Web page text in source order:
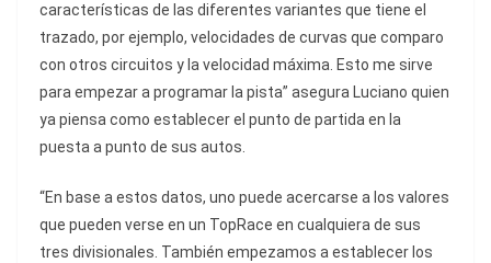
características de las diferentes variantes que tiene el
trazado, por ejemplo, velocidades de curvas que comparo
con otros circuitos y la velocidad máxima. Esto me sirve
para empezar a programar la pista” asegura Luciano quien
ya piensa como establecer el punto de partida en la
puesta a punto de sus autos.
“En base a estos datos, uno puede acercarse a los valores
que pueden verse en un TopRace en cualquiera de sus
tres divisionales. También empezamos a establecer los